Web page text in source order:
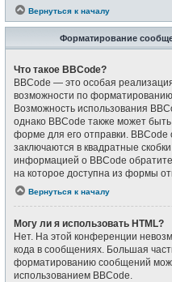
Вернуться к началу
Форматирование
Что такое BBCode?
BBCode — это особая
возможности по
Возможность использования
однако BBCode также может
форме для его отправки. BBCode
заключаются в квадратные
информацией о BBCode
на которое доступна из формы
Вернуться к началу
Могу ли я использовать HTML?
Нет. На этой конференции
кода в сообщениях. Большая
форматированию сообщений
использованием BBCode.